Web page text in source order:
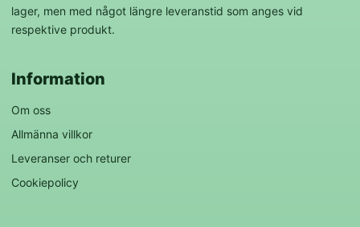
lager, men med något längre leveranstid som anges vid
respektive produkt.
Information
Om oss
Allmänna villkor
Leveranser och returer
Cookiepolicy